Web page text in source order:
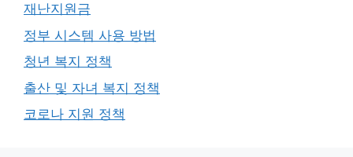
재난지원금
정부 시스템 사용 방법
청년 복지 정책
출산 및 자녀 복지 정책
코로나 지원 정책